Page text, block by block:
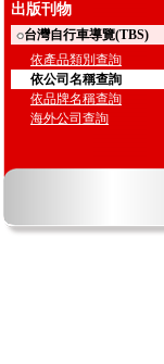
出版刊物
台灣自行車導覽(TBS)
依產品類別查詢
依公司名稱查詢
依品牌名稱查詢
海外公司查詢